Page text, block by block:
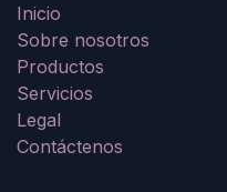
Inicio
Sobre nosotros
Productos
Servicios
Legal
Contáctenos